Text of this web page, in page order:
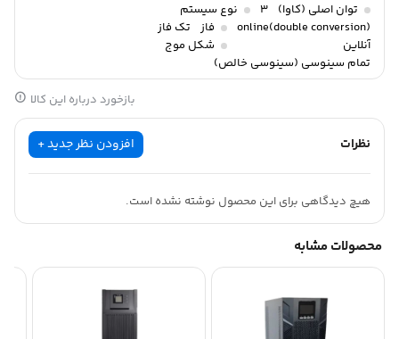
توان اصلی (کاوا) 3
نوع سیستم
(double conversion)online
آنلاین
فاز
تک فاز
شکل موج
تمام سینوسی (سینوسی خالص)
بازخورد درباره این کالا
نظرات افزودن نظر جدید +
هیچ دیدگاهی برای این محصول نوشته نشده است.
محصولات مشابه